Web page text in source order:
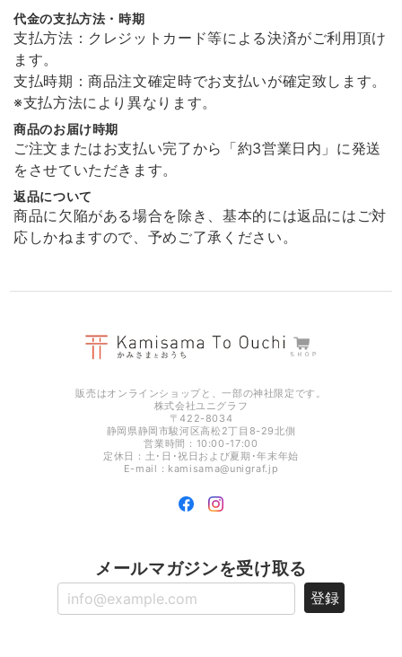
非常に丁寧な包装で届きました。 また商品の溶けない盛り塩は間違った
使い方をしない限り永久的に使えるので安心です。 ありがとうございま
した！
願い小だるま 【 伊勢神宮のヒノキ 】
2026/01/11
非常に丁寧な包装で届きました。 また商品もとても可愛らしくなにか安
心できます。 ありがとうございました！
代金の支払方法・時期
支払方法：クレジットカード等による決済がご利用頂け
ます。
支払時期：商品注文確定時でお支払いが確定致します。
※支払方法により異なります。
商品のお届け時期
ご注文またはお支払い完了から「約3営業日内」に発送
をさせていただきます。
返品について
商品に欠陥がある場合を除き、基本的には返品にはご対
応しかねますので、予めご了承ください。
販売はオンラインショップと、一部の神社限定です。
株式会社ユニグラフ
〒422-8034
静岡県静岡市駿河区高松2丁目8-29北側
営業時間：10:00-17:00
定休日：土･日･祝日および夏期･年末年始
E-mail： kamisama@unigraf.jp
メールマガジンを受け取る
登録